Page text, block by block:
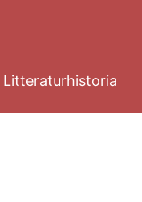
Litteraturhistoria